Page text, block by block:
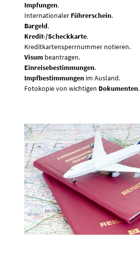
Impfungen.
Internationaler Führerschein.
Bargeld.
Kredit-/Scheckkarte.
Kreditkartensperrnummer notieren.
Visum beantragen.
Einreisebestimmungen.
Impfbestimmungen im Ausland.
Fotokopie von wichtigen Dokumenten.